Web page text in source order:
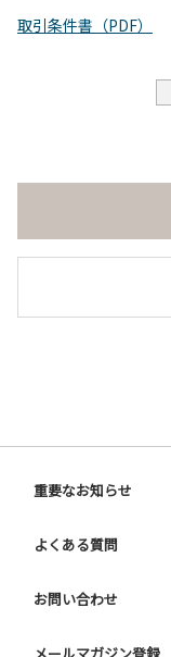
取引条件書（PDF）
重要なお知らせ
よくある質問
お問い合わせ